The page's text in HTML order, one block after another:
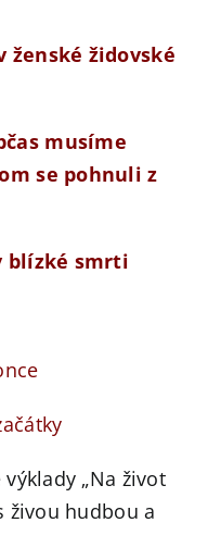
ženské židovské
musíme
se pohnuli z
blízké smrti
„Na život
živou hudbou a